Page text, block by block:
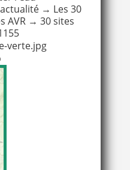
→ Les 30
AVR→ 30 sites
verte.jpg